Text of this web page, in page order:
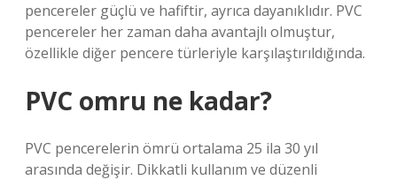
pencereler güçlü ve hafiftir, ayrıca dayanıklıdır. PVC
pencereler her zaman daha avantajlı olmuştur,
özellikle diğer pencere türleriyle karşılaştırıldığında.
PVC omru ne kadar?
PVC pencerelerin ömrü ortalama 25 ila 30 yıl
arasında değişir. Dikkatli kullanım ve düzenli